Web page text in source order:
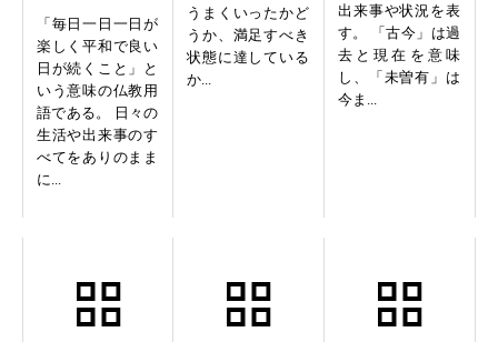
「毎日一日一日が
楽しく平和で良い
日が続くこと」と
いう意味の仏教用
語である。 日々の
生活や出来事のす
べてをありのまま
に...
うまくいったかど
うか、満足すべき
状態に達している
か...
出来事や状況を表
す。 「古今」は過
去と現在を意味
し、「未曽有」は
今ま...